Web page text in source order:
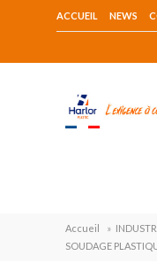
ACCUEIL NEWS
Accueil »
SOUDAGE